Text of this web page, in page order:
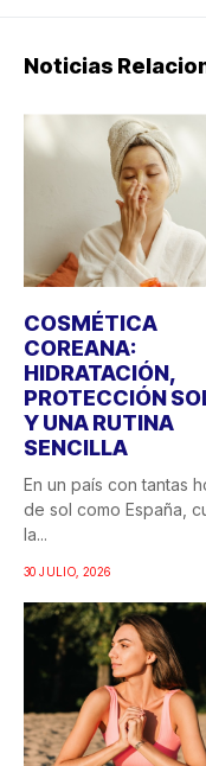
COSMÉTICA
COREANA:
HIDRATACIÓN,
PROTECCIÓN
Y UNA RUTINA
SENCILLA
En un país con tantas
la...
30 JULIO, 2026
LOS
PRINCIPIOS
QUE TU PIEL
NECESITA ESTE
VERANO
Con la llegada del